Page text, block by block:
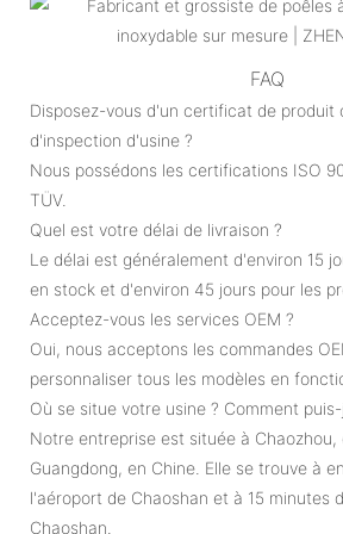
FAQ
Disposez-vous d'un certificat de produit
d'inspection d'usine ?
Nous possédons les certifications ISO
TÜV.
Quel est votre délai de livraison ?
Le délai est généralement d'environ 15
en stock et d'environ 45 jours pour les
Acceptez-vous les services OEM ?
Oui, nous acceptons les commandes
personnaliser tous les modèles en
Où se situe votre usine ? Comment puis-
Notre entreprise est située à Chaozhou,
Guangdong, en Chine. Elle se trouve à
l'aéroport de Chaoshan et à 15 minutes
Chaoshan.